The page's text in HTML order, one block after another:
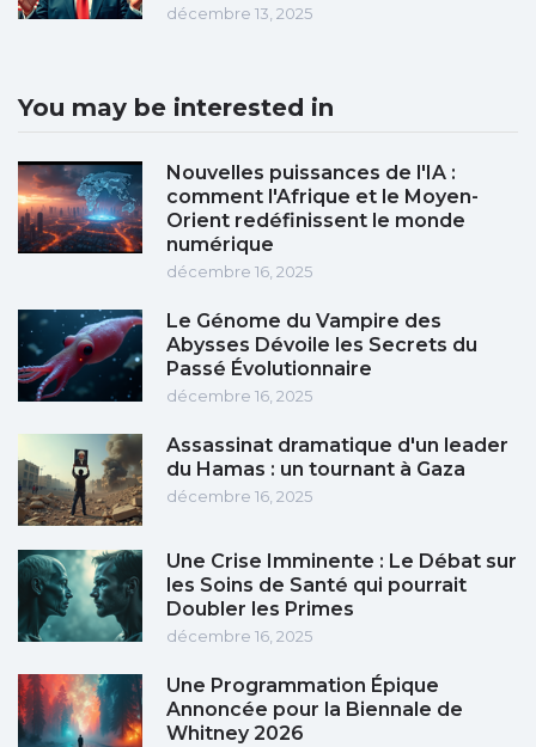
décembre 13, 2025
You may be interested in
Nouvelles puissances de l'IA :
comment l'Afrique et le Moyen-
Orient redéfinissent le monde
numérique
décembre 16, 2025
Le Génome du Vampire des
Abysses Dévoile les Secrets du
Passé Évolutionnaire
décembre 16, 2025
Assassinat dramatique d'un leader
du Hamas : un tournant à Gaza
décembre 16, 2025
Une Crise Imminente : Le Débat sur
les Soins de Santé qui pourrait
Doubler les Primes
décembre 16, 2025
Une Programmation Épique
Annoncée pour la Biennale de
Whitney 2026